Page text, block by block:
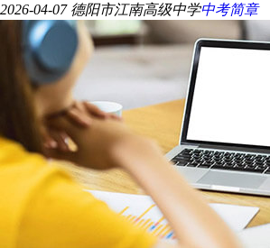
2026-04-07 德阳市江南高级中学中考简章